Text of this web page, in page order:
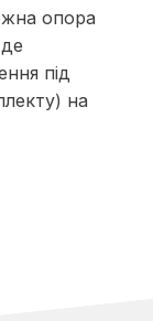
опора
під
на